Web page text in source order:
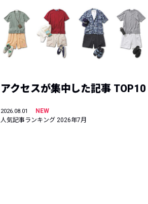
アクセスが集中した記事 TOP10
2026.08.01
NEW
人気記事ランキング 2026年7月